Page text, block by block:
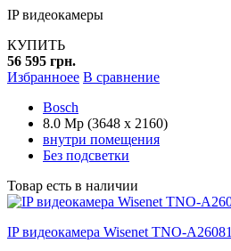
IP видеокамеры
КУПИТЬ
56 595 грн.
Избранноее В сравнение
Bosch
8.0 Mp (3648 x 2160)
внутри помещения
Без подсветки
Товар есть в наличии
IP видеокамера Wisenet TNO-A26081